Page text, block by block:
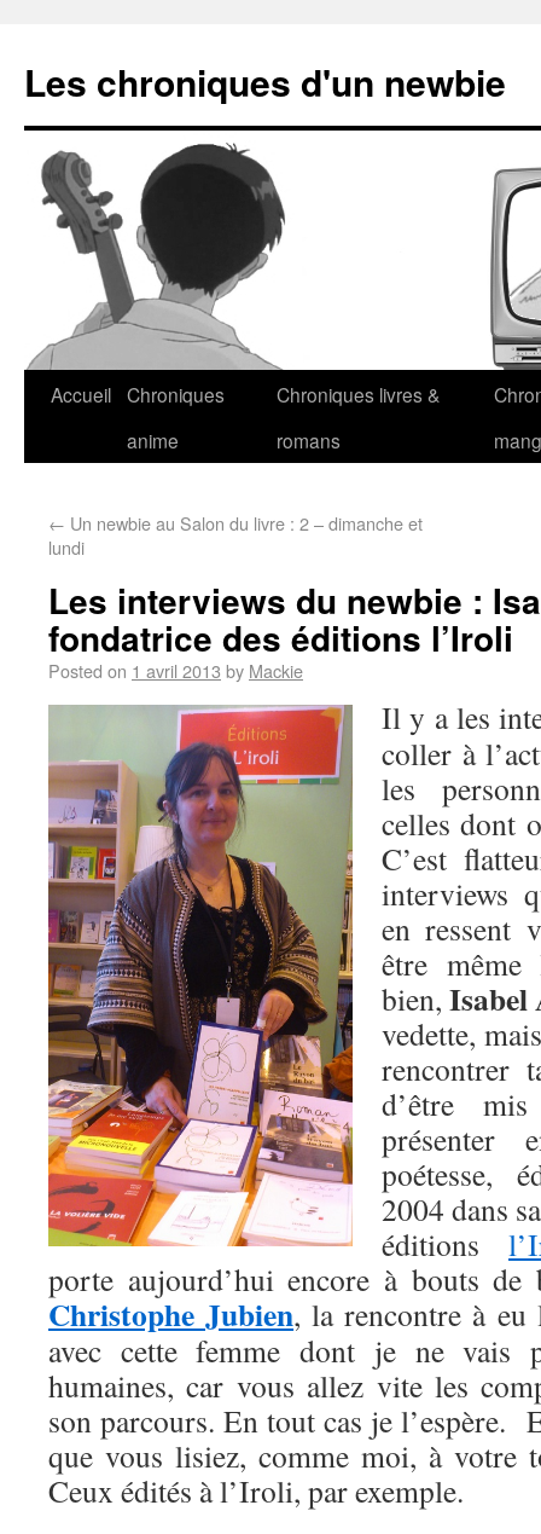
Les chroniques d'un newbie
Accueil Chroniques
anime
Chroniques livres &
romans
← Un newbie au Salon du livre : 2 – dimanche et
lundi
Les interviews du newbie :
fondatrice des éditions l’Iroli
Posted on 1 avril 2013 by Mackie
Il y a les
coller à
les
celles dont
C’est
interviews
en ressent
être
bien, Isabel
vedette,
rencontrer
d’être
présenter
poétesse,
2004 dans
éditions
porte aujourd’hui encore à bouts
Christophe Jubien, la rencontre à
avec cette femme dont je ne vais
humaines, car vous allez vite les
son parcours. En tout cas je l’espère.
que vous lisiez, comme moi, à votre
Ceux édités à l’Iroli, par exemple.